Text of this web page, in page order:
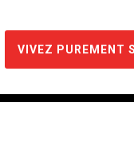
VIVEZ PUREMENT